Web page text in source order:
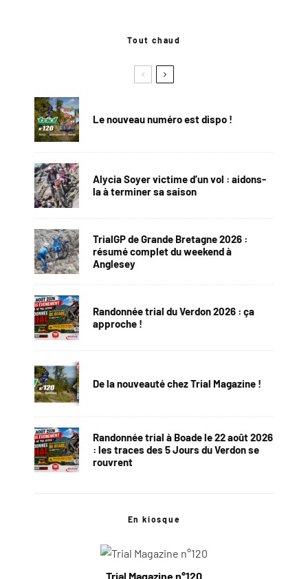
Tout chaud
Le nouveau numéro est dispo !
Alycia Soyer victime d’un vol : aidons-
la à terminer sa saison
TrialGP de Grande Bretagne 2026 :
résumé complet du weekend à
Anglesey
Randonnée trial du Verdon 2026 : ça
approche !
De la nouveauté chez Trial Magazine !
Randonnée trial à Boade le 22 août 2026
: les traces des 5 Jours du Verdon se
rouvrent
En kiosque
Trial Magazine n°120